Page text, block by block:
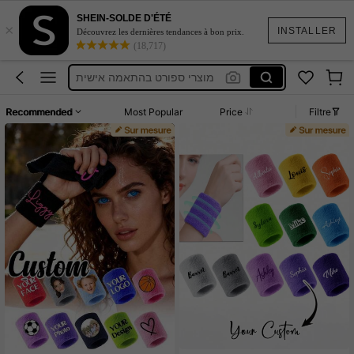
INSTALLER
×
SHEIN-SOLDE D'ÉTÉ
Découvrez les dernières tendances à bon prix.
(18,717)
Karate Mat
Wrestling Mat
מוצרי ספורט בהתאמה אישית
Gymnastic Mat
Customized Gym Gloves
Karate Mat
Wrestling Mat
Recommended Most Popular Price Filtre